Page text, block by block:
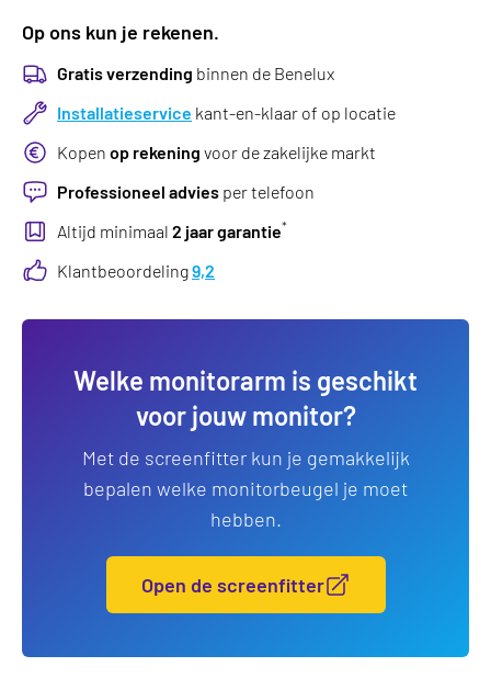
Op ons kun je rekenen.
Gratis verzending binnen de Benelux
Installatieservice kant-en-klaar of op locatie
Kopen op rekening voor de zakelijke markt
Professioneel advies per telefoon
Altijd minimaal 2 jaar garantie*
Klantbeoordeling9,2
Welke monitorarm is geschikt
voor jouw monitor?
Met de screenfitter kun je gemakkelijk
bepalen welke monitorbeugel je moet
hebben.
Open de screenfitter